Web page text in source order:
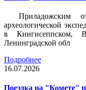
Приладожским
археологической
в Кингисеппском,
Ленинградской обл
Подробнее
16.07.2026
Поездка на "Комете"